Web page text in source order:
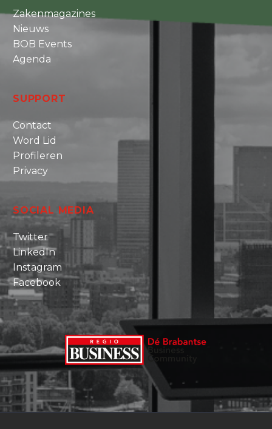
Zakenmagazines
Nieuws
BOB Events
Agenda
SUPPORT
Contact
Word Lid
Profileren
Privacy
SOCIAL MEDIA
Twitter
LinkedIn
Instagram
Facebook